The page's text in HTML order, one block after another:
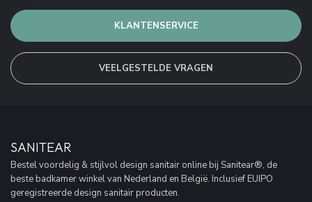
KLANTENSERVICE
VEELGESTELDE VRAGEN
SANITEAR
Bestel voordelig & stijlvol design sanitair online bij Sanitear®, de
beste badkamer winkel van Nederland en België. Inclusief EUIPO
geregistreerde design sanitair producten.